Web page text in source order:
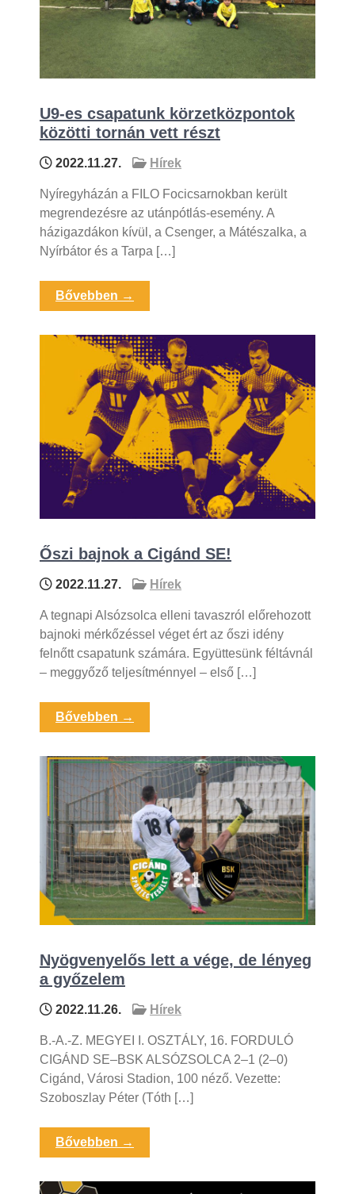
U9-es csapatunk körzetközpontok
közötti tornán vett részt
2022.11.27. Hírek
Nyíregyházán a FILO Focicsarnokban került
megrendezésre az utánpótlás-esemény. A
házigazdákon kívül, a Csenger, a Mátészalka, a
Nyírbátor és a Tarpa […]
Bővebben →
Őszi bajnok a Cigánd SE!
2022.11.27. Hírek
A tegnapi Alsózsolca elleni tavaszról előrehozott
bajnoki mérkőzéssel véget ért az őszi idény
felnőtt csapatunk számára. Együttesünk féltávnál
– meggyőző teljesítménnyel – első […]
Bővebben →
Nyögvenyelős lett a vége, de lényeg
a győzelem
2022.11.26. Hírek
B.-A.-Z. MEGYEI I. OSZTÁLY, 16. FORDULÓ
CIGÁND SE–BSK ALSÓZSOLCA 2–1 (2–0)
Cigánd, Városi Stadion, 100 néző. Vezette:
Szoboszlay Péter (Tóth […]
Bővebben →